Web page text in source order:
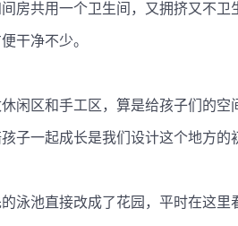
房共用一个卫生间，又拥挤又不
干净不少。
闲区和手工区，算是给孩子们的
子一起成长是我们设计这个地方
泳池直接改成了花园，平时在这